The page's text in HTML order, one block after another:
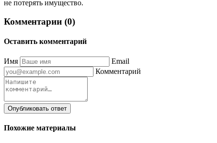
не потерять имущество.
Комментарии (0)
Оставить комментарий
Имя
Email
Комментарий
Опубликовать ответ
Похожие материалы